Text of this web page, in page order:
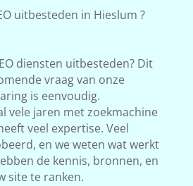
uitbesteden in Hieslum ?
diensten uitbesteden? Dit
vraag van onze
is eenvoudig.
vele jaren met zoekmachine
veel expertise. Veel
en we weten wat werkt
de kennis, bronnen, en
site te ranken.